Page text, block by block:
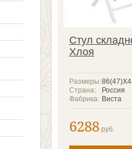
Стул
Хлоя
Размеры:
Россия
Страна:
Виста
Фабрика:
6288 руб.